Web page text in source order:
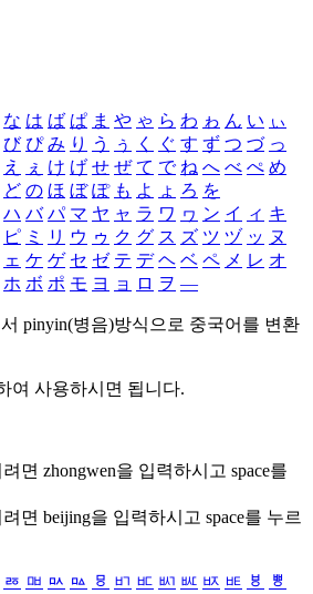
な は ば ぱ ま や ゃ ら わ ゎ ん い ぃ
び ぴ み り う ぅ く ぐ す ず つ づ っ
え ぇ け げ せ ぜ て で ね へ べ ぺ め
ど の ほ ぼ ぽ も よ ょ ろ を
ハ バ パ マ ヤ ャ ラ ワ ヮ ン イ ィ キ
ピ ミ リ ウ ゥ ク グ ス ズ ツ ヅ ッ ヌ
ェ ケ ゲ セ ゼ テ デ ヘ ベ ペ メ レ オ
ホ ボ ポ モ ヨ ョ ロ ヲ ―
pinyin(병음)방식으로 중국어를 변환
여 사용하시면 됩니다.
면 zhongwen을 입력하시고 space를
면 beijing을 입력하시고 space를 누르
ㅭ ㅮ ㅯ ㅰ ㅱ ㅲ ㅳ ㅴ ㅵ ㅶ ㅷ ㅸ
ㅹ